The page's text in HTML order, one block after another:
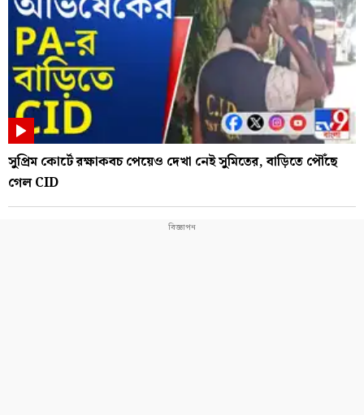
সুপ্রিম কোর্টে রক্ষাকবচ পেয়েও দেখা নেই সুমিতের, বাড়িতে পৌঁছে
গেল CID